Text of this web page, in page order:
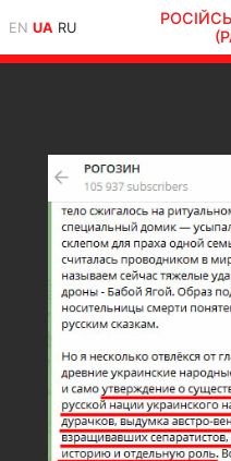
EN UA RU